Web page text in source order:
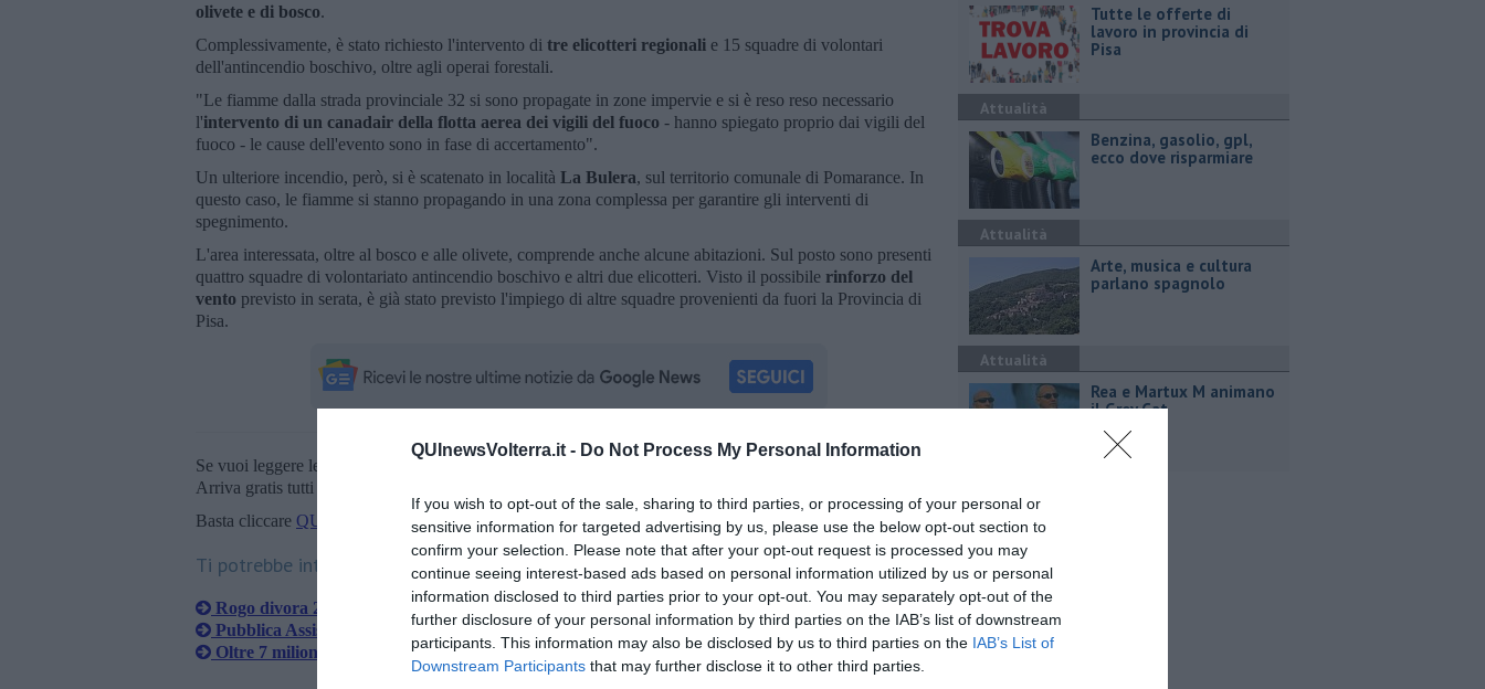
QUInewsVolterra.it - Do Not Process My Personal Information
If you wish to opt-out of the sale, sharing to third parties, or processing of your personal or
sensitive information for targeted advertising by us, please use the below opt-out section to
confirm your selection. Please note that after your opt-out request is processed you may
continue seeing interest-based ads based on personal information utilized by us or personal
information disclosed to third parties prior to your opt-out. You may separately opt-out of the
further disclosure of your personal information by third parties on the IAB’s list of downstream
participants. This information may also be disclosed by us to third parties on the IAB’s List of
Downstream Participants that may further disclose it to other third parties.
olivete e di bosco.
Complessivamente, è stato richiesto l'intervento di tre elicotteri regionali e 15 squadre di volontari
dell'antincendio boschivo, oltre agli operai forestali.
"Le fiamme dalla strada provinciale 32 si sono propagate in zone impervie e si è reso reso necessario
l'intervento di un canadair della flotta aerea dei vigili del fuoco - hanno spiegato proprio dai vigili del
fuoco - le cause dell'evento sono in fase di accertamento".
Un ulteriore incendio, però, si è scatenato in località La Bulera, sul territorio comunale di Pomarance. In
questo caso, le fiamme si stanno propagando in una zona complessa per garantire gli interventi di
spegnimento.
L'area interessata, oltre al bosco e alle olivete, comprende anche alcune abitazioni. Sul posto sono presenti
quattro squadre di volontariato antincendio boschivo e altri due elicotteri. Visto il possibile rinforzo del
vento previsto in serata, è già stato previsto l'impiego di altre squadre provenienti da fuori la Provincia di
Pisa.
Se vuoi leggere le notizie principali della Toscana iscriviti alla
Newsletter QUInews - ToscanaMedia.
Arriva gratis tutti i giorni alle 20:00 direttamente nella tua casella di posta.
Basta cliccare QUI
Ti potrebbe interessare anche:
Rogo divora 2000 metri quadri di bosco
Pubblica Assistenza, nuove sedi e volontari
Oltre 7 milioni per la gestione delle foreste toscane
​Tutte le offerte di
lavoro in provincia di
Pisa
Attualità
​Benzina, gasolio, gpl,
ecco dove risparmiare
Attualità
Arte, musica e cultura
parlano spagnolo
Attualità
Rea e Martux M animano
il Grey Cat